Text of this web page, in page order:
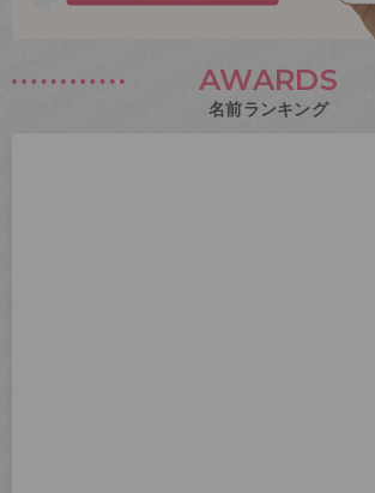
AWARDS
名前ランキング